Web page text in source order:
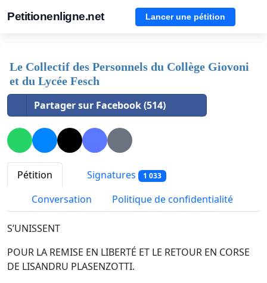
Petitionenligne.net Lancer une pétition
Le Collectif des Personnels du Collège Giovoni
et du Lycée Fesch
Partager sur Facebook (514)
Pétition Signatures 1 033
Conversation Politique de confidentialité
S’UNISSENT
POUR LA REMISE EN LIBERTÉ ET LE RETOUR EN CORSE
DE LISANDRU PLASENZOTTI.